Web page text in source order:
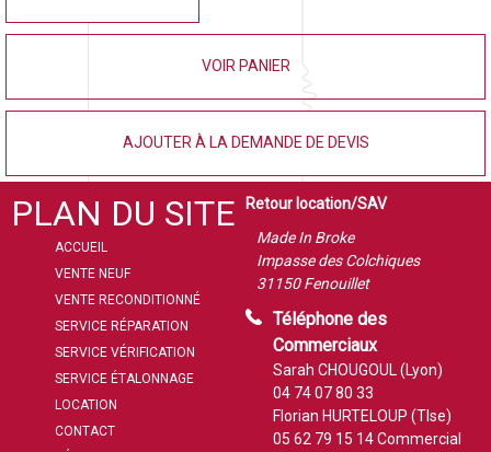
VOIR PANIER
AJOUTER À LA DEMANDE DE DEVIS
PLAN DU SITE
ACCUEIL
VENTE NEUF
VENTE RECONDITIONNÉ
SERVICE RÉPARATION
SERVICE VÉRIFICATION
SERVICE ÉTALONNAGE
LOCATION
CONTACT
Retour location/SAV
Made In Broke
Impasse des Colchiques
31150 Fenouillet
Téléphone des
Commerciaux
Sarah CHOUGOUL (Lyon)
04 74 07 80 33
Florian HURTELOUP (Tlse)
05 62 79 15 14Commercial